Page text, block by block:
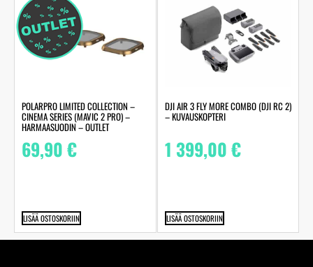
POLARPRO LIMITED COLLECTION –
CINEMA SERIES (MAVIC 2 PRO) –
HARMAASUODIN – OUTLET
69,90€
LISÄÄ OSTOSKORIIN
DJI AIR 3 FLY MORE COMBO (DJI RC 2)
– KUVAUSKOPTERI
1 399,00€
LISÄÄ OSTOSKORIIN